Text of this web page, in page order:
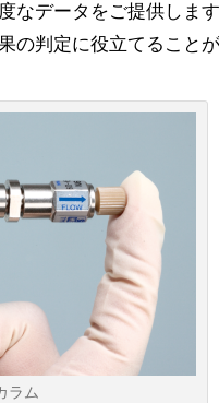
なデータをご提供しま
の判定に役立てること
ラム